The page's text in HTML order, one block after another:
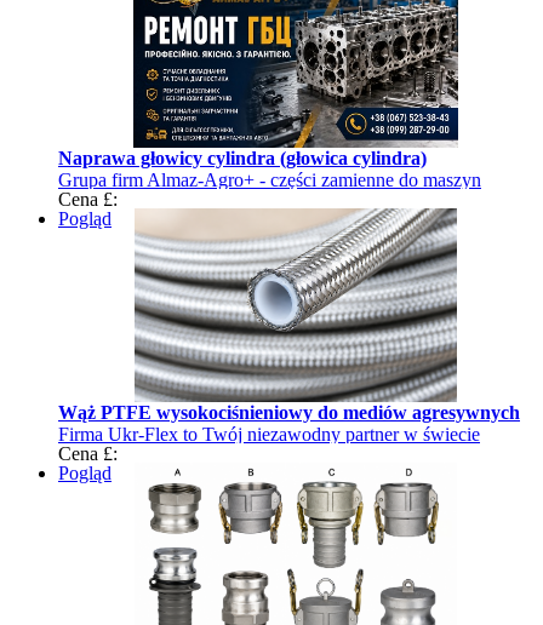
Naprawa głowicy cylindra (głowica cylindra)
Grupa firm Almaz-Agro+ - części zamienne do maszyn
rolniczych
Cena £:
Pogląd
Wąż PTFE wysokociśnieniowy do mediów agresywnych
Firma Ukr-Flex to Twój niezawodny partner w świecie
tulejek i węży
Cena £:
Pogląd